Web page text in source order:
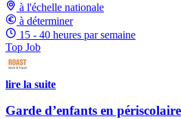
à l'échelle nationale
à déterminer
15 - 40 heures par semaine
Top Job
lire la suite
Garde d’enfants en périscolaire